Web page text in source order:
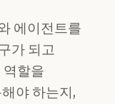
에이전트를
가 되고
할을
야 하는지,